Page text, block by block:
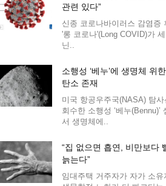
관련 있다”
신종 코로나바이러스 감염증
'롱 코로나'(Long COVID)가
닌..
소행성 ‘베누’에 생명체 위한
탄소 존재
미국 항공우주국(NASA) 탐사
회수한 소행성 ‘베누(Bennu)’
서 생명체에..
“집 없으면 흡연, 비만보다
늙는다”
임대주택 거주자가 자가 소유